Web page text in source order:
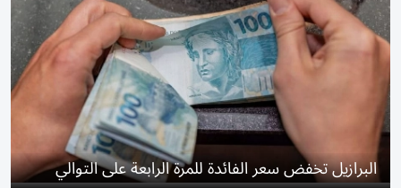
البرازيل تخفض سعر الفائدة للمرة الرابعة على التوالي